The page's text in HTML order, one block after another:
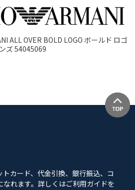
ALL OVER BOLD LOGO ボールド ロゴ
ズ 54045069
カード、代金引換、銀行振込、コ
なれます。詳しくはご利用ガイドを